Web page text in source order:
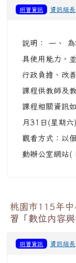
研習資訊 資訊組長
說明： 一、
具使用能力，
行政負擔、改
課程供教師及
課程相關資訊
月31日(星期
觀看方式：以
動辦公室網站
桃園市115年中
習「數位內容
研習資訊 資訊組長